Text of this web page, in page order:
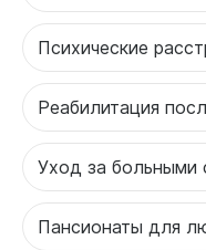
Психические
Реабилитация
Уход за больными
Пансионаты для